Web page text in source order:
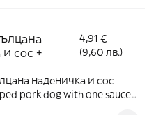
сос +
4,91 €
(9,60 лв.)
наденичка и сос
pork dog with one sauce